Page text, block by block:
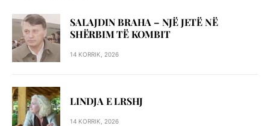
SALAJDIN BRAHA – NJЁ JETЁ NЁ
SHЁRBIM TЁ KOMBIT
14 KORRIK, 2026
LINDJA E LRSHJ
14 KORRIK, 2026